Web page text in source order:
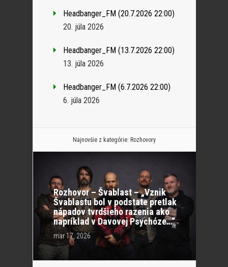
Headbanger_FM (20.7.2026 22:00)
20. júla 2026
Headbanger_FM (13.7.2026 22:00)
13. júla 2026
Headbanger_FM (6.7.2026 22:00)
6. júla 2026
Najnovšie z kategórie: Rozhovory
Rozhovor – Švablast – „Vznik
Švablastu bol v podstate pretlak
nápadov tvrdšieho razenia ako
napríklad v Davovej Psychóze…“
mar 17, 2026